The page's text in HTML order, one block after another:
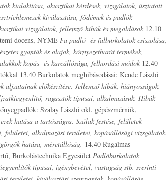
kialakítása, akusztikai kérdések, vizsgálatok, úsztatott
kiválasztása, födémek és padlók
vizsgálatok, jellemző hibák és megoldások 12.10
docens, NYME Fa padló- és falburkolatok csiszolása,
gyanták és olajok, környezetbarát termékek,
kopás- és karcállósága, felhordási módok 12.40-
13.40 Burkolatok meghibásodásai: Kende László
aljzatainak előkészítése. Jellemző hibák, hiányosságok.
ragasztók típusai, alkalmazásuk. Hibák
Szalay László okl. gépészmérnök,
hatása a tartósságra. Szálak festése, felületek
felületei, alkalmazási területei, kopásállósági vizsgálatok.
hatása, méretállóság. 14.40 Rugalmas
Burkolástechnika Egyesület Padlóburkolatok
típusai, igénybevétel, vastagság stb. szerinti